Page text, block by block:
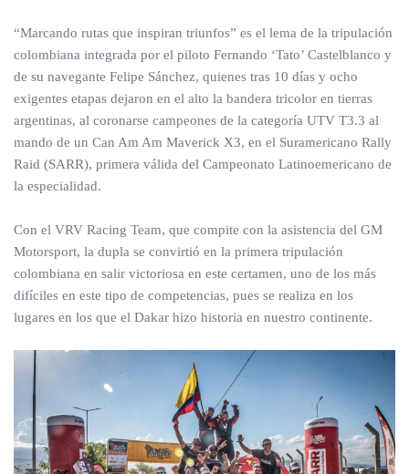
“Marcando rutas que inspiran triunfos” es el lema de la tripulación
colombiana integrada por el piloto Fernando ‘Tato’ Castelblanco y
de su navegante Felipe Sánchez, quienes tras 10 días y ocho
exigentes etapas dejaron en el alto la bandera tricolor en tierras
argentinas, al coronarse campeones de la categoría UTV T3.3 al
mando de un Can Am Am Maverick X3, en el Suramericano Rally
Raid (SARR), primera válida del Campeonato Latinoemericano de
la especialidad.
Con el VRV Racing Team, que compite con la asistencia del GM
Motorsport, la dupla se convirtió en la primera tripulación
colombiana en salir victoriosa en este certamen, uno de los más
difíciles en este tipo de competencias, pues se realiza en los
lugares en los que el Dakar hizo historia en nuestro continente.